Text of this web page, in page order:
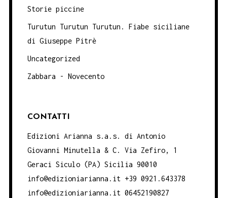
Storie piccine
Turutun Turutun Turutun. Fiabe siciliane
di Giuseppe Pitrè
Uncategorized
Zabbara - Novecento
CONTATTI
Edizioni Arianna s.a.s. di Antonio
Giovanni Minutella & C. Via Zefiro, 1
Geraci Siculo (PA) Sicilia 90010
info@edizioniarianna.it +39 0921.643378
info@edizioniarianna.it 06452190827